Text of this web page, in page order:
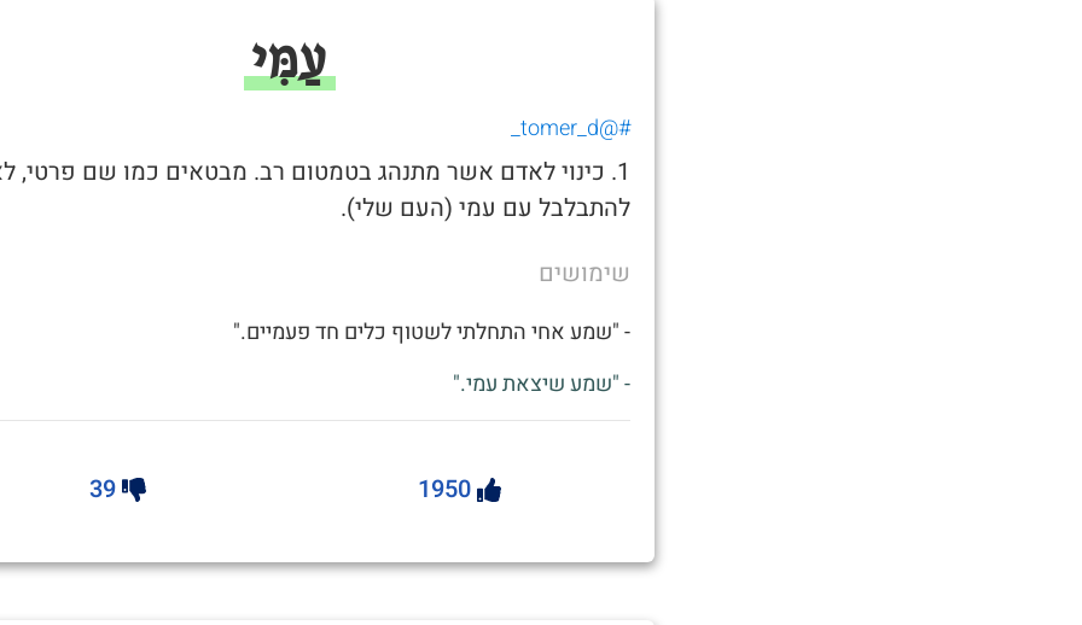
עַמִּי
#@tomer_d_
1. כינוי לאדם אשר מתנהג בטמטום רב. מבטאים כמו שם פרטי,
להתבלבל עם עמי (העם שלי).
שימושים
- "שמע אחי התחלתי לשטוף כלים חד פעמיים."
- "שמע שיצאת עמי."
1950
39